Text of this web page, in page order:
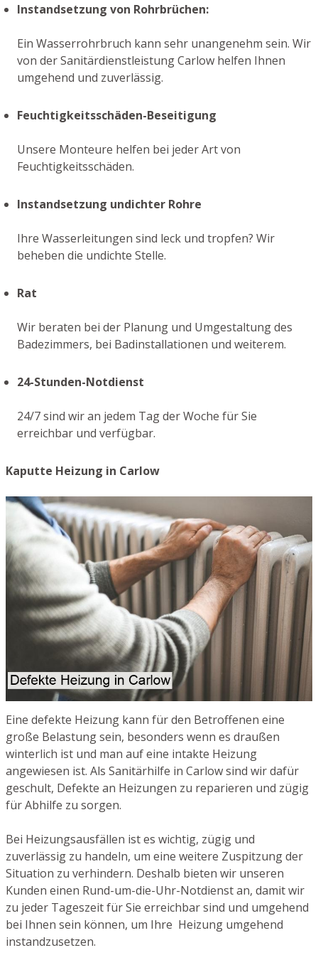
Instandsetzung von Rohrbrüchen:
Ein Wasserrohrbruch kann sehr unangenehm sein. Wir
von der Sanitärdienstleistung Carlow helfen Ihnen
umgehend und zuverlässig.
Feuchtigkeitsschäden-Beseitigung
Unsere Monteure helfen bei jeder Art von
Feuchtigkeitsschäden.
Instandsetzung undichter Rohre
Ihre Wasserleitungen sind leck und tropfen? Wir
beheben die undichte Stelle.
Rat
Wir beraten bei der Planung und Umgestaltung des
Badezimmers, bei Badinstallationen und weiterem.
24-Stunden-Notdienst
24/7 sind wir an jedem Tag der Woche für Sie
erreichbar und verfügbar.
Kaputte Heizung in Carlow
Eine defekte Heizung kann für den Betroffenen eine
große Belastung sein, besonders wenn es draußen
winterlich ist und man auf eine intakte Heizung
angewiesen ist. Als Sanitärhilfe in Carlow sind wir dafür
geschult, Defekte an Heizungen zu reparieren und zügig
für Abhilfe zu sorgen.
Bei Heizungsausfällen ist es wichtig, zügig und
zuverlässig zu handeln, um eine weitere Zuspitzung der
Situation zu verhindern. Deshalb bieten wir unseren
Kunden einen Rund-um-die-Uhr-Notdienst an, damit wir
zu jeder Tageszeit für Sie erreichbar sind und umgehend
bei Ihnen sein können, um Ihre Heizung umgehend
instandzusetzen.